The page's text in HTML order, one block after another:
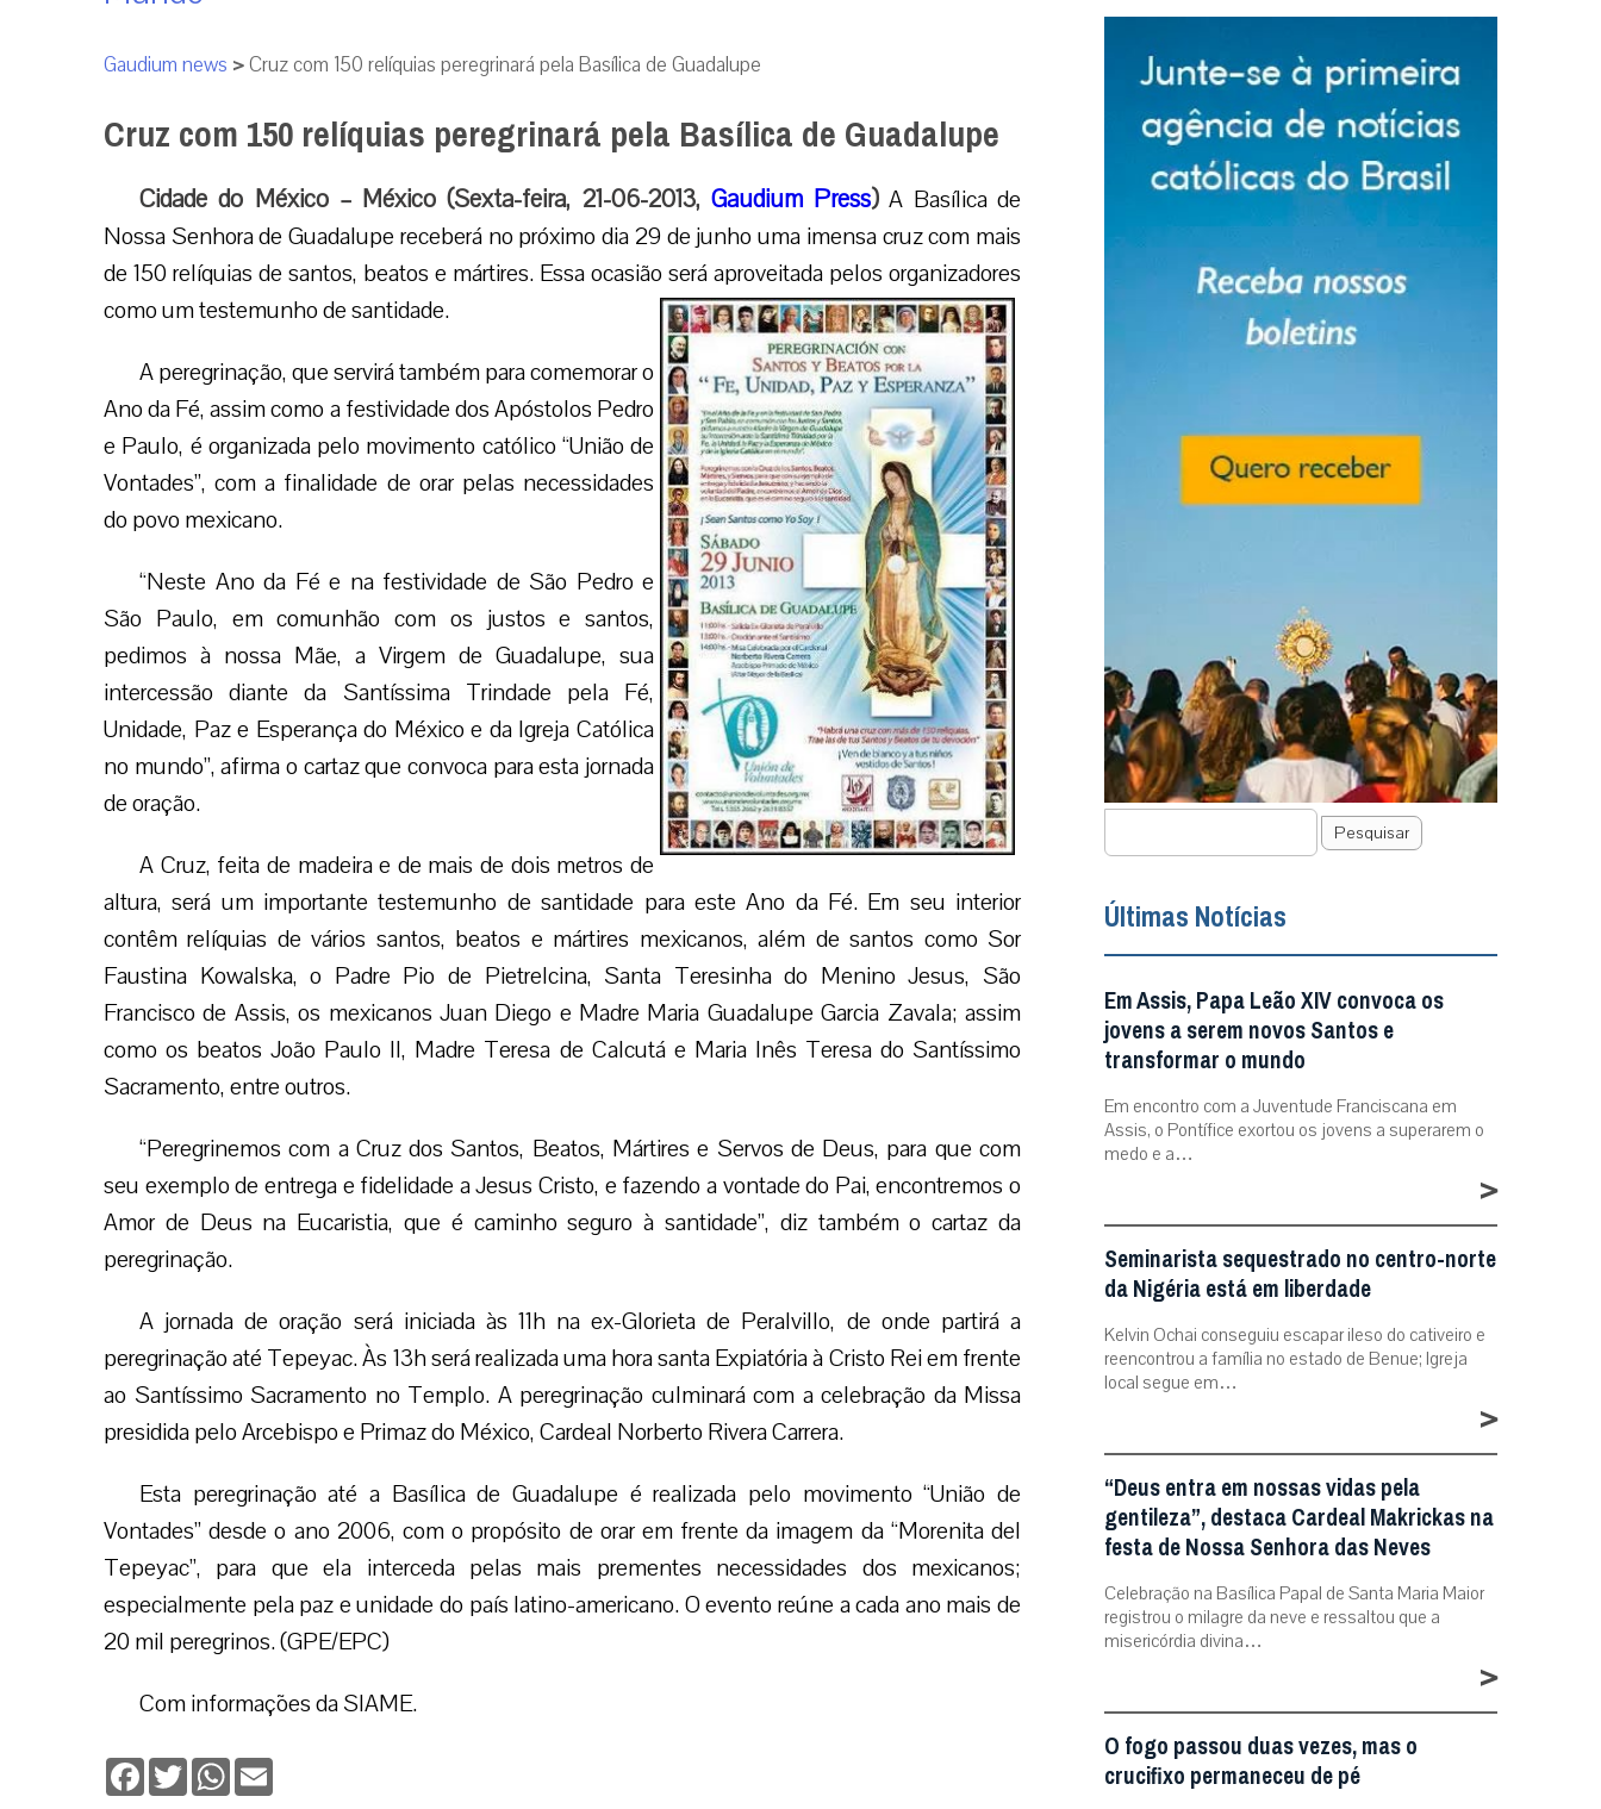
Gaudium news >Cruz com 150 relíquias peregrinará pela Basílica de Guadalupe
Cruz com 150 relíquias peregrinará pela Basílica de Guadalupe
Cidade do México – México (Sexta-feira, 21-06-2013, Gaudium Press) A Basílica de
Nossa Senhora de Guadalupe receberá no próximo dia 29 de junho uma imensa cruz com mais
de 150 relíquias de santos, beatos e mártires. Essa ocasião será aproveitada pelos organizadores
como um testemunho de santidade.
A peregrinação, que servirá também para comemorar o
Ano da Fé, assim como a festividade dos Apóstolos Pedro
e Paulo, é organizada pelo movimento católico “União de
Vontades”, com a finalidade de orar pelas necessidades
do povo mexicano.
“Neste Ano da Fé e na festividade de São Pedro e
São Paulo, em comunhão com os justos e santos,
pedimos à nossa Mãe, a Virgem de Guadalupe, sua
intercessão diante da Santíssima Trindade pela Fé,
Unidade, Paz e Esperança do México e da Igreja Católica
no mundo”, afirma o cartaz que convoca para esta jornada
de oração.
A Cruz, feita de madeira e de mais de dois metros de
altura, será um importante testemunho de santidade para este Ano da Fé. Em seu interior
contêm relíquias de vários santos, beatos e mártires mexicanos, além de santos como Sor
Faustina Kowalska, o Padre Pio de Pietrelcina, Santa Teresinha do Menino Jesus, São
Francisco de Assis, os mexicanos Juan Diego e Madre Maria Guadalupe Garcia Zavala; assim
como os beatos João Paulo II, Madre Teresa de Calcutá e Maria Inês Teresa do Santíssimo
Sacramento, entre outros.
“Peregrinemos com a Cruz dos Santos, Beatos, Mártires e Servos de Deus, para que com
seu exemplo de entrega e fidelidade a Jesus Cristo, e fazendo a vontade do Pai, encontremos o
Amor de Deus na Eucaristia, que é caminho seguro à santidade”, diz também o cartaz da
peregrinação.
A jornada de oração será iniciada às 11h na ex-Glorieta de Peralvillo, de onde partirá a
peregrinação até Tepeyac. Às 13h será realizada uma hora santa Expiatória à Cristo Rei em frente
ao Santíssimo Sacramento no Templo. A peregrinação culminará com a celebração da Missa
presidida pelo Arcebispo e Primaz do México, Cardeal Norberto Rivera Carrera.
Esta peregrinação até a Basílica de Guadalupe é realizada pelo movimento “União de
Vontades” desde o ano 2006, com o propósito de orar em frente da imagem da “Morenita del
Tepeyac”, para que ela interceda pelas mais prementes necessidades dos mexicanos;
especialmente pela paz e unidade do país latino-americano. O evento reúne a cada ano mais de
20 mil peregrinos. (GPE/EPC)
Com informações da SIAME.
Facebook
TwitterWhatsApp
Pesquisar
Últimas Notícias
Em Assis, Papa Leão XIV convoca os
jovens a serem novos Santos e
transformar o mundo
Em encontro com a Juventude Franciscana em
Assis, o Pontífice exortou os jovens a superarem o
medo e a…
>
Seminarista sequestrado no centro-norte
da Nigéria está em liberdade
Kelvin Ochai conseguiu escapar ileso do cativeiro e
reencontrou a família no estado de Benue; Igreja
local segue em…
>
“Deus entra em nossas vidas pela
gentileza”, destaca Cardeal Makrickas na
festa de Nossa Senhora das Neves
Celebração na Basílica Papal de Santa Maria Maior
registrou o milagre da neve e ressaltou que a
misericórdia divina…
>
O fogo passou duas vezes, mas o
crucifixo permaneceu de pé